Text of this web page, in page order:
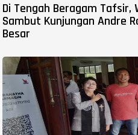
Di Tengah Beragam
Sambut Kunjungan Andre
Besar